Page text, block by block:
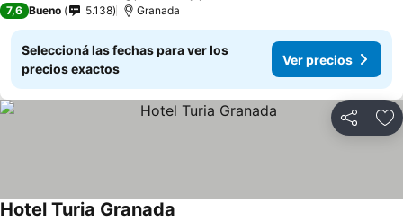
7,6 Bueno 5.138 Granada
Seleccioná las fechas para ver los
precios exactos
Ver precios
Compartir
Hotel Turia Granada